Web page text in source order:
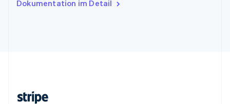
Dokumentation im Detail
English